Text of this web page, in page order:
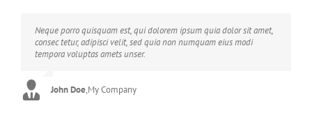
Neque porro quisquam est, qui dolorem ipsum quia dolor sit amet,
consec tetur, adipisci velit, sed quia non numquam eius modi
tempora voluptas amets unser.
John Doe,My Company
Aliquam erat volutpat. Quisque at est id ligula facilisis laoreet eget
pulvinar nibh. Suspendisse at ultrices dui. Curabitur ac felis arcu
sadips ipsums fugiats nemis.
Luke Beck,Theme Fusion